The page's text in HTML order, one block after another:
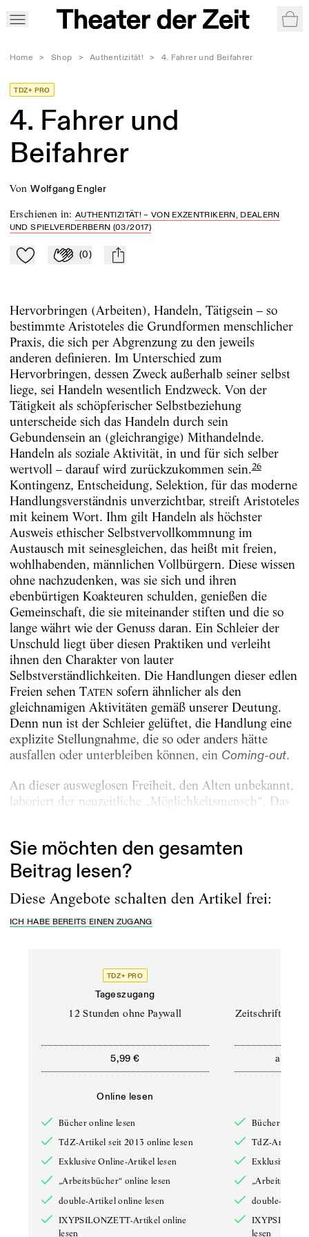
Home > Shop > Authentizität! > 4. Fahrer und Beifahrer
TDZ+ PRO
4. Fahrer und
Beifahrer
von Wolfgang Engler
Erschienen in:AUTHENTIZITÄT! – VON EXZENTRIKERN, DEALERN
UND SPIELVERDERBERN (03/2017)
Zu Mein-TdZ hinzufügen
Applaudieren
(0) mail
Hervorbringen (Arbeiten), Handeln, Tätigsein – so
bestimmte Aristoteles die Grundformen menschlicher
Praxis, die sich per Abgrenzung zu den jeweils
anderen definieren. Im Unterschied zum
Hervorbringen, dessen Zweck außerhalb seiner selbst
liege, sei Handeln wesentlich Endzweck. Von der
Tätigkeit als schöpferischer Selbstbeziehung
unterscheide sich das Handeln durch sein
Gebundensein an (gleichrangige) Mithandelnde.
Handeln als soziale Aktivität, in und für sich selber
wertvoll – darauf wird zurückzukommen sein.26
Kontingenz, Entscheidung, Selektion, für das moderne
Handlungsverständnis unverzichtbar, streift Aristoteles
mit keinem Wort. Ihm gilt Handeln als höchster
Ausweis ethischer Selbstvervollkommnung im
Austausch mit seinesgleichen, das heißt mit freien,
wohlhabenden, männlichen Vollbürgern. Diese wissen
ohne nachzudenken, was sie sich und ihren
ebenbürtigen Koakteuren schulden, genießen die
Gemeinschaft, die sie miteinander stiften und die so
lange währt wie der Genuss daran. Ein Schleier der
Unschuld liegt über diesen Praktiken und verleiht
ihnen den Charakter von lauter
Selbstverständlichkeiten. Die Handlungen dieser edlen
Freien sehen TATENsofern ähnlicher als den
gleichnamigen Aktivitäten gemäß unserer Deutung.
Denn nun ist der Schleier gelüftet, die Handlung eine
explizite Stellungnahme, die so oder anders hätte
ausfallen oder unterbleiben können, ein Coming-out.
An dieser ausweglosen Freiheit, den Alten unbekannt,
laboriert der neuzeitliche „Möglichkeitsmensch“. Das
Sie möchten den gesamten
Beitrag lesen?
Diese Angebote schalten den Artikel frei:
ICH HABE BEREITS EINEN ZUGANG
TDZ+ PRO
Tageszugang
12 Stunden ohne Paywall
5,99 €
Online lesen
Bücher online lesen
TdZ-Artikel seit 2013 online lesen
Exklusive Online-Artikel lesen
„Arbeitsbücher“ online lesen
double-Artikel online lesen
IXYPSILONZETT-Artikel online
lesen
Zeitschriften
ab
Bücher online
TdZ-Artikel
Exklusive
double-
lesen